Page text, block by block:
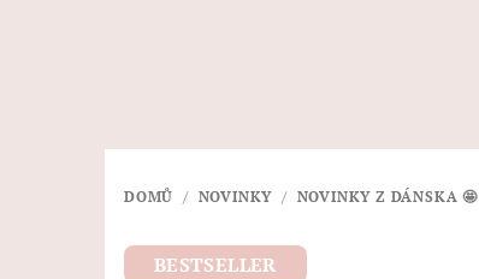
DOMŮ / NOVINKY / NOVINKY Z DÁNSKA 🤩
BESTSELLER